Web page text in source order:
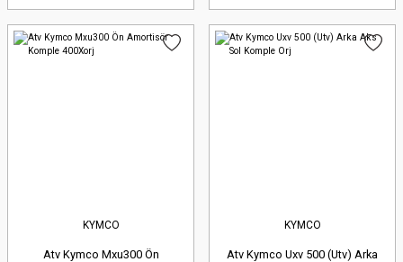
KYMCO
Atv Kymco Mxu300 Ön
KYMCO
Atv Kymco Uxv 500 (Utv) Arka